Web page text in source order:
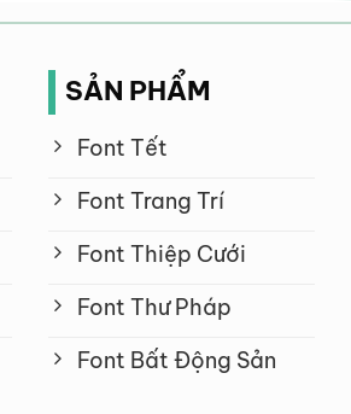
SẢN PHẨM
Font Tết
Font Trang Trí
Font Thiệp Cưới
Font Thư Pháp
Font Bất Động Sản